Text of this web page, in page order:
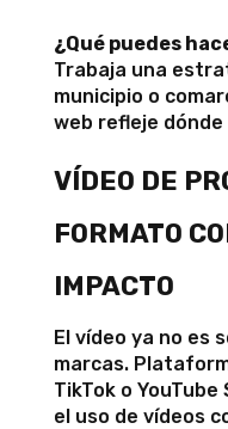
¿Qué puedes
Trabaja una
municipio o
web refleje
VÍDEO DE
FORMATO
IMPACTO
El vídeo ya no es
marcas.
TikTok o
el uso de vídeos